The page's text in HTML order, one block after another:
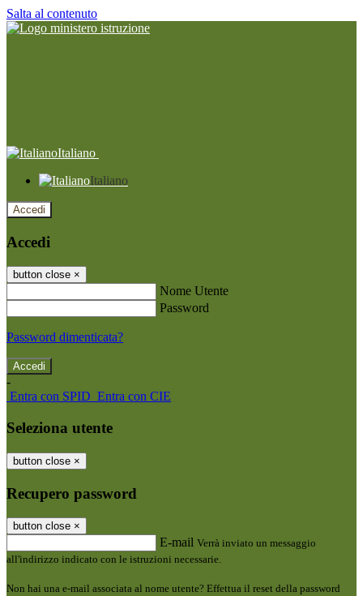
Salta al contenuto
Italiano
Italiano
Accedi
Accedi
button close ×
Nome Utente
Password
Password dimenticata?
-
Entra con SPID Entra con CIE
Seleziona utente
button close ×
Recupero password
button close ×
E-mail Verrà inviato un messaggio
all'indirizzo indicato con le istruzioni necessarie.
Non hai una e-mail associata al nome utente? Effettua il reset della password